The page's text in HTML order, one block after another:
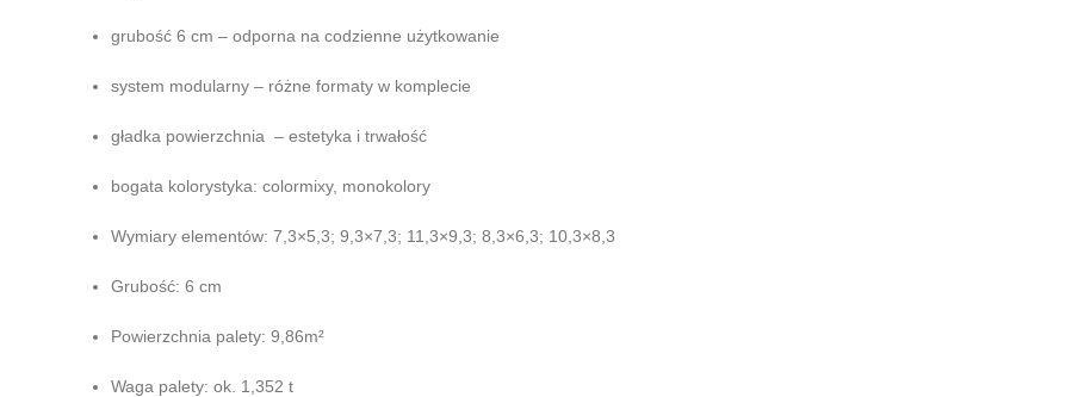
grubość 6 cm – odporna na codzienne użytkowanie
system modularny – różne formaty w komplecie
gładka powierzchnia – estetyka i trwałość
bogata kolorystyka: colormixy, monokolory
Wymiary elementów: 7,3×5,3; 9,3×7,3; 11,3×9,3; 8,3×6,3; 10,3×8,3
Grubość: 6 cm
Powierzchnia palety: 9,86m²
Waga palety: ok. 1,352 t